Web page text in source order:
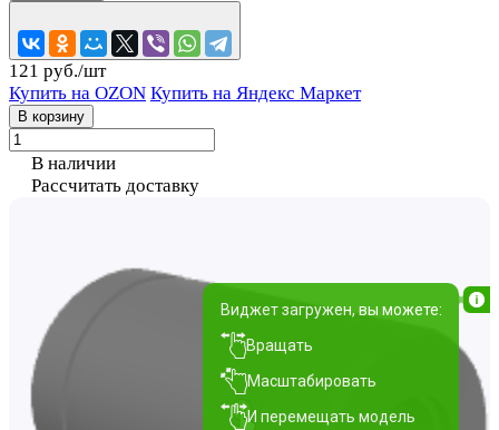
121 руб./шт
Купить на OZON Купить на Яндекс Маркет
В корзину
В наличии
Рассчитать доставку